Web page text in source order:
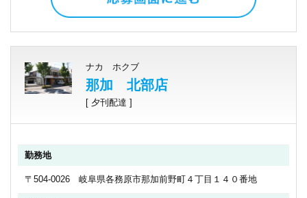
ナカ ホクブ
那加 北部店
[ 夕刊配達 ]
勤務地
〒504-0026 岐阜県各務原市那加前野町４丁目１４０番地